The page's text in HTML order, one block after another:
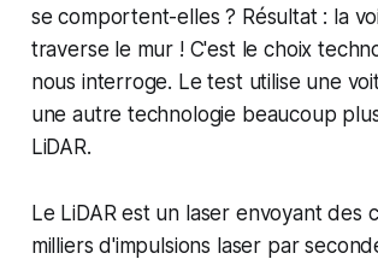
se comportent-elles ? Résultat : la
traverse le mur ! C'est le choix
nous interroge. Le test utilise une
une autre technologie beaucoup
LiDAR.
Le LiDAR est un laser envoyant des
milliers d'impulsions laser par